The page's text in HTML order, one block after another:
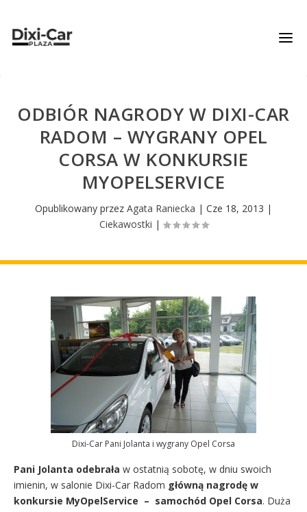
ODBIÓR NAGRODY W DIXI-CAR
RADOM – WYGRANY OPEL
CORSA W KONKURSIE
MYOPELSERVICE
Opublikowany przez Agata Raniecka | Cze 18, 2013 |
Ciekawostki |
Dixi-Car Pani Jolanta i wygrany Opel Corsa
Pani Jolanta odebrała w ostatnią sobotę, w dniu swoich
imienin, w salonie Dixi-Car Radom główną nagrodę w
konkursie MyOpelService – samochód Opel Corsa. Duża